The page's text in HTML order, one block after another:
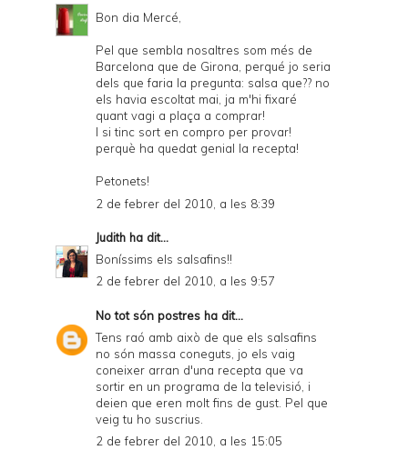
Bon dia Mercé,
Pel que sembla nosaltres som més de
Barcelona que de Girona, perqué jo seria
dels que faria la pregunta: salsa que?? no
els havia escoltat mai, ja m'hi fixaré
quant vagi a plaça a comprar!
I si tinc sort en compro per provar!
perquè ha quedat genial la recepta!
Petonets!
2 de febrer del 2010, a les 8:39
Judith ha dit...
Boníssims els salsafins!!
2 de febrer del 2010, a les 9:57
No tot són postres ha dit...
Tens raó amb això de que els salsafins
no són massa coneguts, jo els vaig
coneixer arran d'una recepta que va
sortir en un programa de la televisió, i
deien que eren molt fins de gust. Pel que
veig tu ho suscrius.
2 de febrer del 2010, a les 15:05